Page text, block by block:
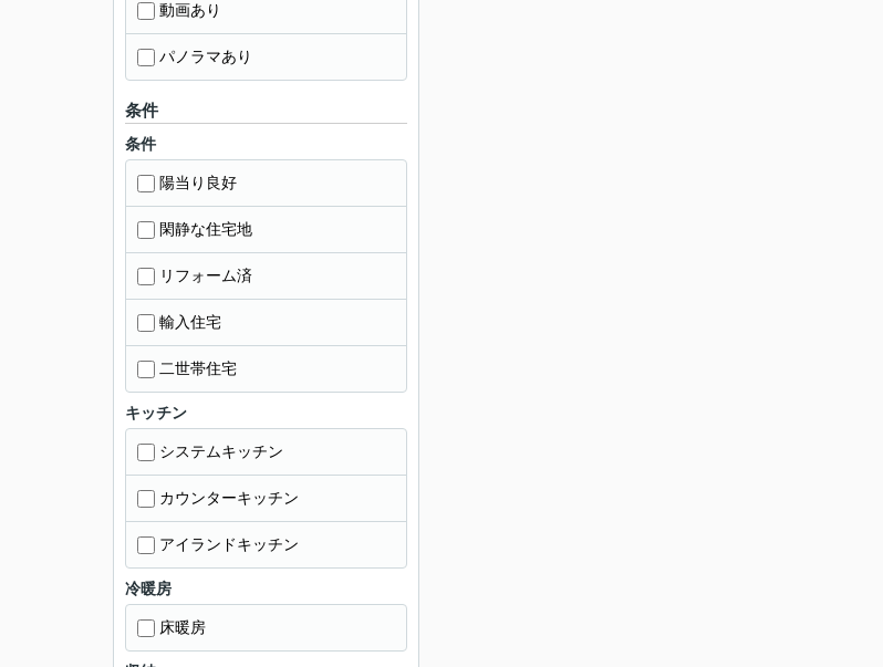
動画あり
パノラマあり
条件
条件
陽当り良好
閑静な住宅地
リフォーム済
輸入住宅
二世帯住宅
キッチン
システムキッチン
カウンターキッチン
アイランドキッチン
冷暖房
床暖房